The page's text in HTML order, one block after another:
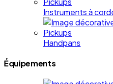
Instruments à
Handpans
Équipements